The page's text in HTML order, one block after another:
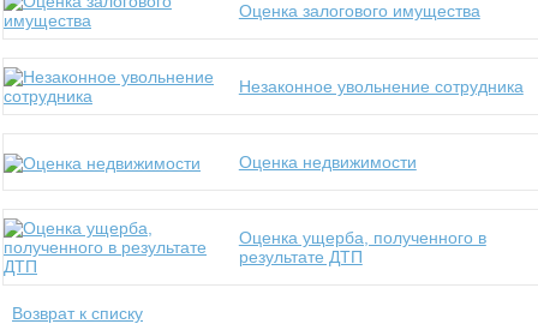
Оценка залогового имущества
Незаконное увольнение сотрудника
Оценка недвижимости
Оценка ущерба, полученного в
результате ДТП
Возврат к списку